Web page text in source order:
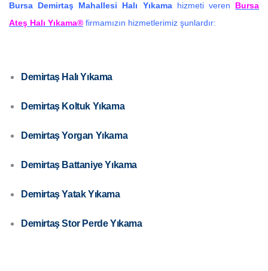
Bursa Demirtaş Mahallesi Halı Yıkamahizmeti veren Bursa
Ateş Halı Yıkama® firmamızın hizmetlerimiz şunlardır:
Demirtaş Halı Yıkama
Demirtaş Koltuk Yıkama
Demirtaş Yorgan Yıkama
Demirtaş Battaniye Yıkama
Demirtaş Yatak Yıkama
Demirtaş Stor Perde Yıkama